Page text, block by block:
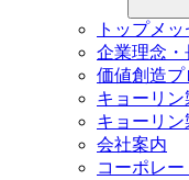
トップメ
企業理念
価値創造プ
キョーリ
キョーリ
会社案内
コーポレ